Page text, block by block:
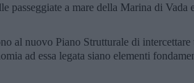
passeggiate a mare della Marina di Vada
al nuovo Piano Strutturale di
ad essa legata siano elementi